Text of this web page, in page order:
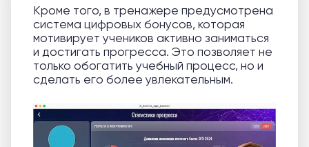
Кроме того, в тренажере предусмотрена
система цифровых бонусов, которая
мотивирует учеников активно заниматься
и достигать прогресса. Это позволяет не
только обогатить учебный процесс, но и
сделать его более увлекательным.